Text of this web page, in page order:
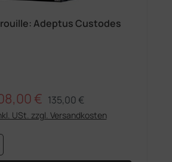
Adeptus Custodes
€ Regulärer Preis:
135,00 €
USt. zzgl. Versandkosten
Gib den